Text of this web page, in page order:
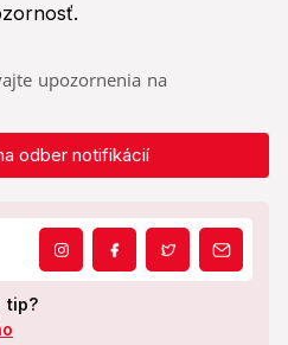
upozornenia na
odber notifikácií
tip?